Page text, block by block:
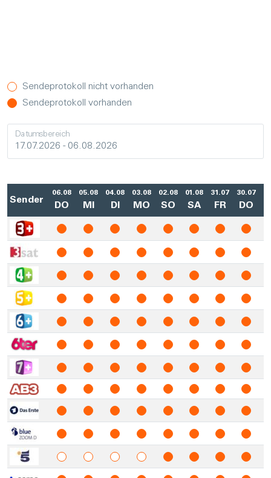
Sendeprotokoll nicht vorhanden
Sendeprotokoll vorhanden
Datumsbereich
Sender
06.08
DO
05.08
MI
04.08
DI
03.08
MO
02.08
SO
01.08
SA
31.07
FR
30.07
DO